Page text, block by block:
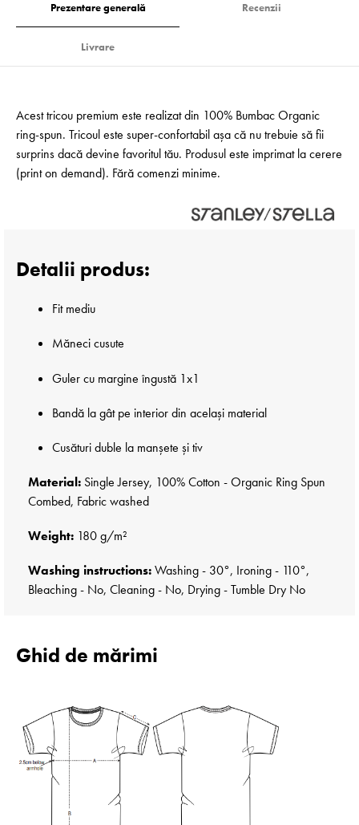
Prezentare generală Recenzii
Livrare
Acest tricou premium este realizat din 100% Bumbac Organic
ring-spun. Tricoul este super-confortabil așa că nu trebuie să fii
surprins dacă devine favoritul tău. Produsul este imprimat la cerere
(print on demand). Fără comenzi minime.
Detalii produs:
Fit mediu
Măneci cusute
Guler cu margine îngustă 1x1
Bandă la gât pe interior din același material
Cusături duble la manșete și tiv
Material: Single Jersey, 100% Cotton - Organic Ring Spun
Combed, Fabric washed
Weight: 180 g/m²
Washing instructions:Washing - 30°, Ironing - 110°,
Bleaching - No, Cleaning - No, Drying - Tumble Dry No
Ghid de mărimi